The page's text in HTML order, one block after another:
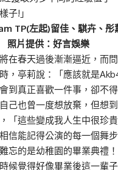
子!」
TP(左起)留佳、騏卉、彤
片提供：好言娛樂
在春天過後漸漸逼近，而
，亭莉說：「應該就是
到真正喜歡一件事，卻不
己也曾一度想放棄，但想
「這些變成我人生中很珍
信能記得公演的每一個舞
忘的是幼稚園的畢業典禮
候覺得好像畢業後這一輩